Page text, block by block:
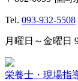
Tel. 093-932-5508
月曜日～金曜日
栄養士・現場指